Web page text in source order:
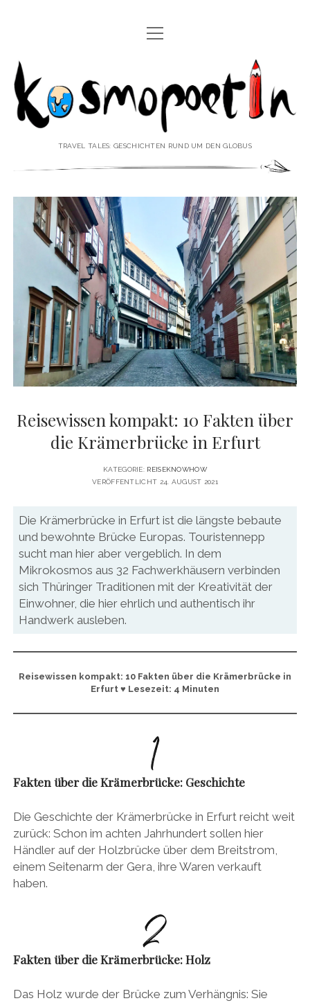
REISEREPORTAGEN
REISEPOESIE
REISEKOLUMNEN
REISESPECIALS
♥ ÜBER DEN REISEBLOG Menü
öffnen
IMPRESSUM
DATENSCHUTZERKLÄRUNG
♥ ÜBER DIE AUTORIN Menü
öffnen
VITA
PRESSE & MEDIEN
MEDIADATEN
twitterfacebookpinterestyoutubeinstagram
Menü
öffnen
Kosmopoetin
TRAVEL TALES: GESCHICHTEN RUND UM DEN GLOBUS
Reisewissen kompakt: 10 Fakten über
die Krämerbrücke in Erfurt
KATEGORIE: REISEKNOWHOW
VERÖFFENTLICHT 24. AUGUST 2021
Die Krämerbrücke in Erfurt ist die längste bebaute
und bewohnte Brücke Europas. Touristennepp
sucht man hier aber vergeblich. In dem
Mikrokosmos aus 32 Fachwerkhäusern verbinden
sich Thüringer Traditionen mit der Kreativität der
Einwohner, die hier ehrlich und authentisch ihr
Handwerk ausleben.
Reisewissen kompakt: 10 Fakten über die Krämerbrücke in
Erfurt ♥ Lesezeit: 4 Minuten
Fakten über die Krämerbrücke: Geschichte
Die Geschichte der Krämerbrücke in Erfurt reicht weit
zurück: Schon im achten Jahrhundert sollen hier
Händler auf der Holzbrücke über dem Breitstrom,
einem Seitenarm der Gera, ihre Waren verkauft
haben.
Fakten über die Krämerbrücke: Holz
Das Holz wurde der Brücke zum Verhängnis: Sie